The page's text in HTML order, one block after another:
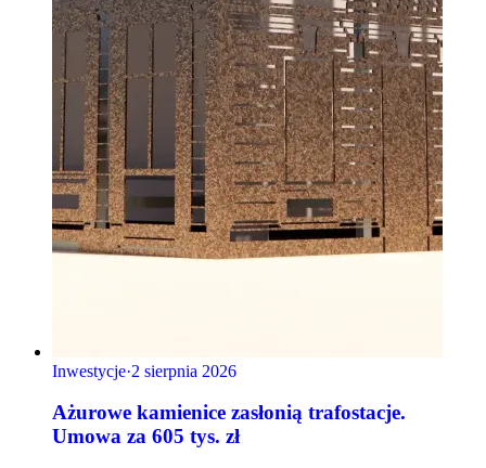
Inwestycje·2 sierpnia 2026
Ażurowe kamienice zasłonią trafostacje.
Umowa za 605 tys. zł